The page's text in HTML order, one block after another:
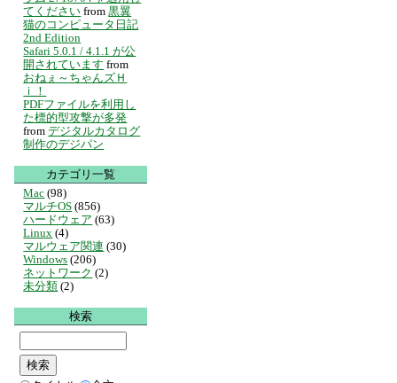
てください from 黒翼
猫のコンピュータ日記
2nd Edition
Safari 5.0.1 / 4.1.1 が公
開されています from
おねぇ～ちゃんズＨ
ｉ！
PDFファイルを利用し
た標的型攻撃が多発
from デジタルカタログ
制作のデジパン
カテゴリ一覧
Mac (98)
マルチOS (856)
ハードウェア (63)
Linux (4)
マルウェア関連 (30)
Windows (206)
ネットワーク (2)
未分類 (2)
検索